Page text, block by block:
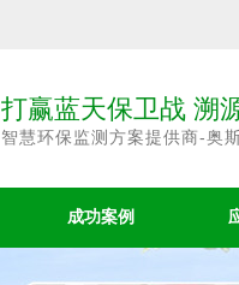
打赢蓝天保卫战 溯
智慧环保监测方案提供商-奥
成功案例